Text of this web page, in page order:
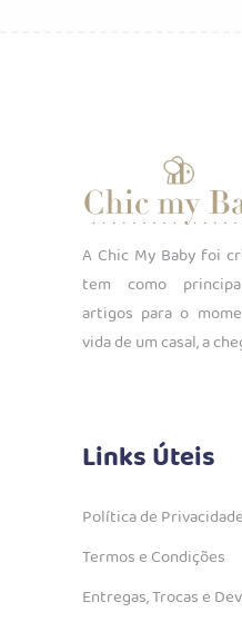
A Chic My Baby foi
tem como
artigos para o
vida de um casal, a
Links Úteis
Política de
Termos e Condições
Entregas, Trocas e